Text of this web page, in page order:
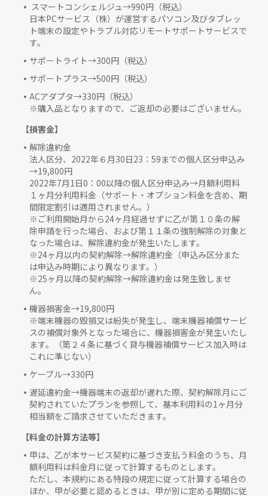
スマートコンシェルジュ→990円（税込）
日本PCサービス（株）が運営するパソコン及びタブレッ
ト端末の設定やトラブル対応リモートサポートサービスで
す。
サポートライト→300円（税込）
サポートプラス→500円（税込）
ACアダプタ→330円（税込）
※購入品となりますので、ご返却の必要はございません。
【損害金】
解除違約金
法人区分、2022年６月30日23：59までの個人区分申込み
→19,800円
2022年7月1日0：00以降の個人区分申込み→月額利用料
１ヶ月分利用料金（サポート・オプション料金を含め、期
間限定割引は適用されません。）
※ご利用開始月から24ヶ月経過せずに乙が第１０条の解
除申請を行った場合、および第１１条の強制解除の対象と
なった場合は、解除違約金が発生いたします。
※24ヶ月以内の契約解除→解除違約金（申込み区分また
は申込み時期により異なります。）
※25ヶ月以降の契約解除→解除違約金は発生致しませ
ん。
機器損害金→19,800円
※端末機器の毀損又は紛失が発生し、端末機器補償サービ
スの補償対象外となった場合に、機器損害金が発生いたし
ます。（第２４条に基づく貸与機器補償サービス加入時は
これに準じない）
ケーブル→330円
遅延違約金→機器端末の返却が遅れた際、契約解除月にご
契約されていたプランを参照して、基本利用料の1ヶ月分
相当額をご請求させていただきます。
【料金の計算方法等】
甲は、乙が本サービス契約に基づき支払う料金のうち、月
額利用料は料金月に従って計算するものとします。
ただし、本規約にある特段の規定に従って計算する場合の
ほか、甲が必要と認めるときは、甲が別に定める期間に従